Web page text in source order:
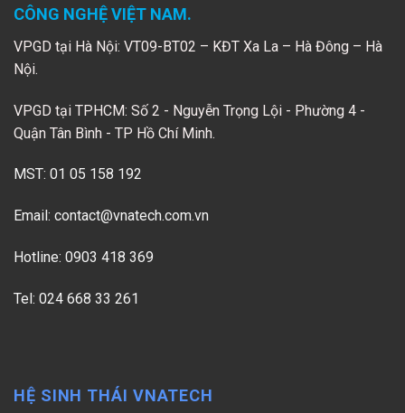
CÔNG NGHỆ VIỆT NAM.
VPGD tại Hà Nội: VT09-BT02 – KĐT Xa La – Hà Đông – Hà
Nội.
VPGD tại TPHCM: Số 2 - Nguyễn Trọng Lội - Phường 4 -
Quận Tân Bình - TP Hồ Chí Minh.
MST: 01 05 158 192
Email: contact@vnatech.com.vn
Hotline: 0903 418 369
Tel: 024 668 33 261
HỆ SINH THÁI VNATECH